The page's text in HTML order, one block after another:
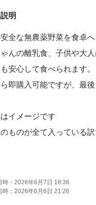
明
全な無農薬野菜を食卓へ
んの離乳食、子供や大
安心して食べられます。
即購入可能ですが、最
イメージです
ものが全て入っている
容一覧
ん
いも
： 2026年6月7日 18:36
： 2026年6月6日 21:26